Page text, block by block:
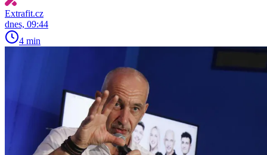
Extrafit.cz
dnes, 09:44
4 min